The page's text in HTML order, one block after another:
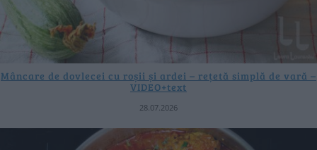
Mâncare de dovlecei cu roșii și ardei – rețetă simplă de vară –
VIDEO+text
28.07.2026